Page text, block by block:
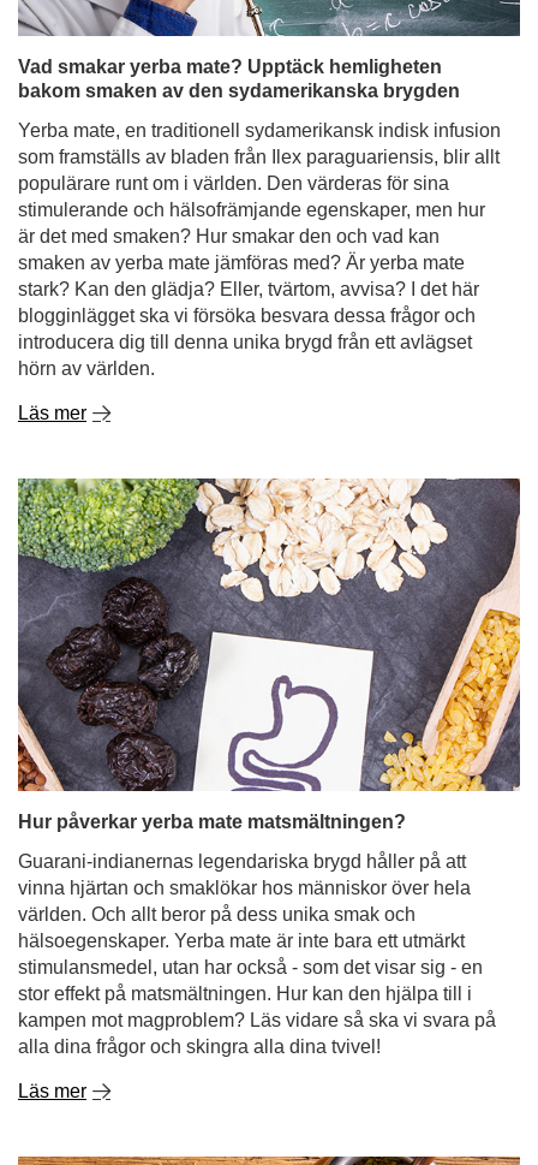
Vad smakar yerba mate? Upptäck hemligheten
bakom smaken av den sydamerikanska brygden
Yerba mate, en traditionell sydamerikansk indisk infusion
som framställs av bladen från Ilex paraguariensis, blir allt
populärare runt om i världen. Den värderas för sina
stimulerande och hälsofrämjande egenskaper, men hur
är det med smaken? Hur smakar den och vad kan
smaken av yerba mate jämföras med? Är yerba mate
stark? Kan den glädja? Eller, tvärtom, avvisa? I det här
blogginlägget ska vi försöka besvara dessa frågor och
introducera dig till denna unika brygd från ett avlägset
hörn av världen.
Läs mer
Hur påverkar yerba mate matsmältningen?
Guarani-indianernas legendariska brygd håller på att
vinna hjärtan och smaklökar hos människor över hela
världen. Och allt beror på dess unika smak och
hälsoegenskaper. Yerba mate är inte bara ett utmärkt
stimulansmedel, utan har också - som det visar sig - en
stor effekt på matsmältningen. Hur kan den hjälpa till i
kampen mot magproblem? Läs vidare så ska vi svara på
alla dina frågor och skingra alla dina tvivel!
Läs mer